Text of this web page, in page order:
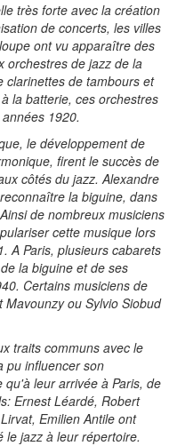
très forte avec la création
de concerts, les villes
ont vu apparaître des
orchestres de jazz de la
clarinettes de tambours et
la batterie, ces orchestres
1920.
le développement de
firent le succès de
côtés du jazz. Alexandre
la biguine, dans
de nombreux musiciens
cette musique lors
A Paris, plusieurs cabarets
la biguine et de ses
Certains musiciens de
ou Sylvio Siobud
traits communs avec le
pu influencer son
leur arrivée à Paris, de
Ernest Léardé, Robert
Emilien Antile ont
le jazz à leur répertoire.